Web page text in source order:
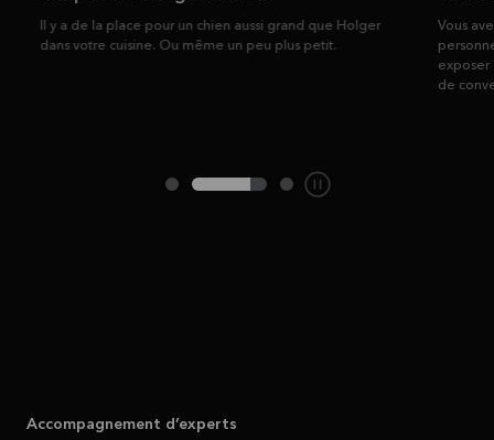
Il y a de la place pour un chien aussi grand que Holger
dans votre cuisine. Ou même un peu plus petit.
Vous
exposer
de
Accompagnement d’experts